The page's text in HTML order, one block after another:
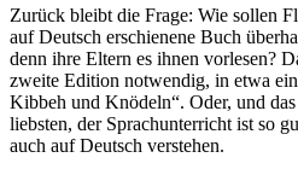
Zurück bleibt die Frage: Wie sollen
auf Deutsch erschienene Buch
denn ihre Eltern es ihnen vorlesen?
zweite Edition notwendig, in etwa
Kibbeh und Knödeln“. Oder, und
liebsten, der Sprachunterricht ist so
auch auf Deutsch verstehen.